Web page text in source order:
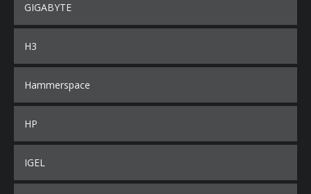
GIGABYTE
H3
Hammerspace
HP
IGEL